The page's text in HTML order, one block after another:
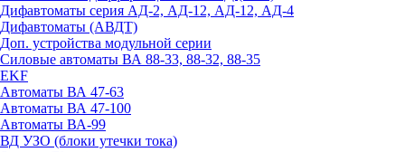
Дифавтоматы серия АД-2, АД-12, АД-12, АД-4
Дифавтоматы (АВДТ)
Доп. устройства модульной серии
Силовые автоматы ВА 88-33, 88-32, 88-35
EKF
Автоматы ВА 47-63
Автоматы ВА 47-100
Автоматы ВА-99
ВД УЗО (блоки утечки тока)